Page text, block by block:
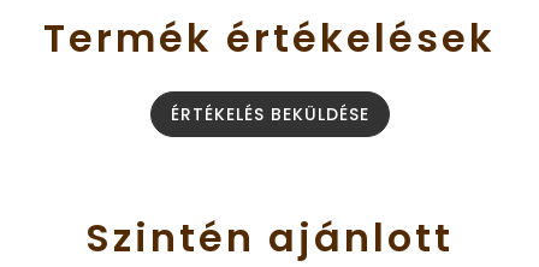
Termék értékelések
ÉRTÉKELÉS BEKÜLDÉSE
Szintén ajánlott